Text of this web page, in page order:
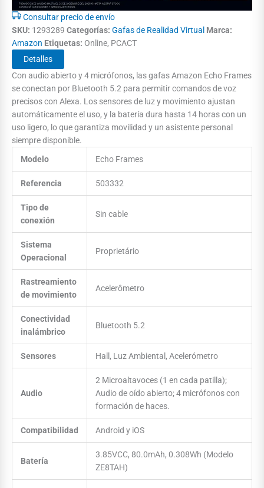
Consultar precio de envío
SKU: 1293289 Categorías: Gafas de Realidad Virtual Marca:
Amazon Etiquetas: Online, PCACT
Detalles
Con audio abierto y 4 micrófonos, las gafas Amazon Echo Frames
se conectan por Bluetooth 5.2 para permitir comandos de voz
precisos con Alexa. Los sensores de luz y movimiento ajustan
automáticamente el uso, y la batería dura hasta 14 horas con un
uso ligero, lo que garantiza movilidad y un asistente personal
siempre disponible.
Modelo
Echo Frames
Referencia 503332
Tipo de
conexión
Sin cable
Sistema
Operacional
Proprietário
Rastreamiento
de movimiento
Acelerômetro
Conectividad
inalámbrico
Bluetooth 5.2
Sensores Hall, Luz Ambiental, Acelerómetro
Audio
2 Microaltavoces (1 en cada patilla);
Audio de oído abierto; 4 micrófonos con
formación de haces.
Compatibilidad Android y iOS
Batería
3.85VCC, 80.0mAh, 0.308Wh (Modelo
ZE8TAH)